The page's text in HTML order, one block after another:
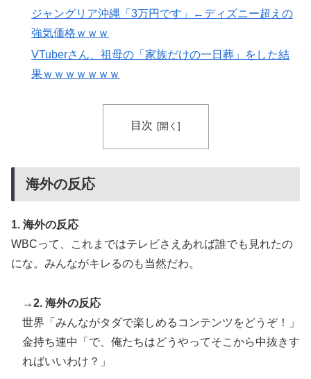
海外でも凄すぎると絶賛
▶ 海外「全部日本の真似だったのか…」 日本の普通のテ
レビ番組が最新SNSの数十年先を行っていたと話題に
▶
海外「海外発祥なのに、今では日本で定着してるものっ
山・大阪城・桜が描かれ物議＝韓国の反応
フランス人「欲張りすぎだ」中村敬斗、ランス残留の可
能性を会長が示唆！移籍金が交渉の壁に..現地サポの本
音がこれ！【海外の反応】
抜けるように注射していたものがこちら…」→「恥ずか
しい…（ﾌﾞﾙﾌﾞﾙ」＝韓国の反応
▶
アメリカ「お前らの国でしか愛されてないものってあ
▶ スカトロ野郎「今日仕事が終わったらやっとうんこが食
べられるぞ」←こんなやつが実在する事実
▶ 【海外の反応】アルゼンチン協会、FIFA会長に確固たる
支持を表明「隠す気もないんだなｗ」
ジャングリア沖縄「3万円です」←ディズニー超えの
強気価格ｗｗｗ
VTuberさん、祖母の「家族だけの一日葬」をした結
果ｗｗｗｗｗｗｗ
目次
海外の反応
1. 海外の反応
WBCって、これまではテレビさえあれば誰でも見れたの
にな。みんながキレるのも当然だわ。
→2. 海外の反応
世界「みんながタダで楽しめるコンテンツをどうぞ！」
金持ち連中「で、俺たちはどうやってそこから中抜きす
ればいいわけ？」